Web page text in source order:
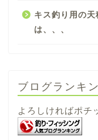
キス釣り用の
は、、、
ブログランキ
よろしければポチ